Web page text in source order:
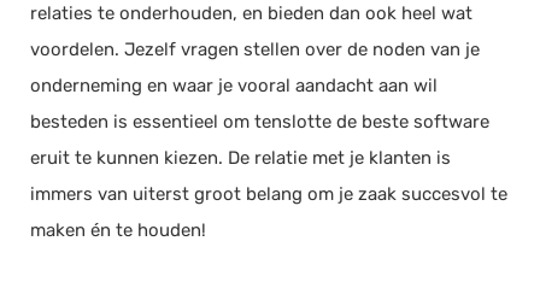
relaties te onderhouden, en bieden dan ook heel wat
voordelen. Jezelf vragen stellen over de noden van je
onderneming en waar je vooral aandacht aan wil
besteden is essentieel om tenslotte de beste software
eruit te kunnen kiezen. De relatie met je klanten is
immers van uiterst groot belang om je zaak succesvol te
maken én te houden!